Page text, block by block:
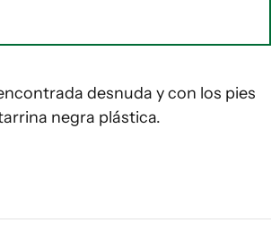
desnuda y con los pies
negra plástica.